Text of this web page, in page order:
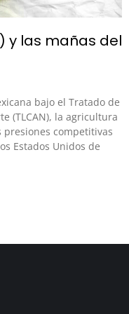
y las mañas del
bajo el Tratado de
(TLCAN), la agricultura
presiones competitivas
Estados Unidos de